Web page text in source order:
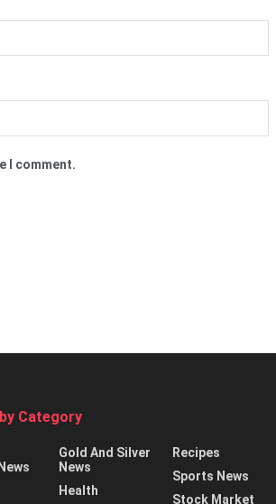
I comment.
Category
Gold And Silver
News
Health
Recipes
Sports News
Stock Market